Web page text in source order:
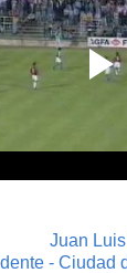
Juan
- Ciudad